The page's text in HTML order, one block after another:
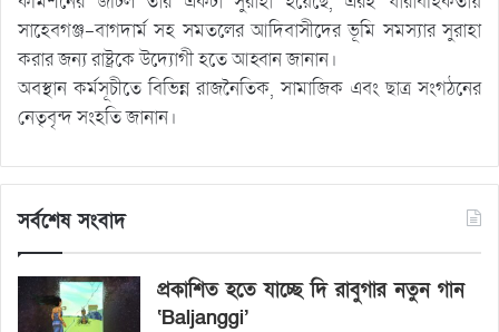
সাহেবগঞ্জ-বাগদার্ম সহ সমতলের আদিবাসীদের ভূমি সমস্যার সুরাহা
করার জন্য রাষ্ট্রকে উদ্যোগী হতে আহ্বান জানান।
অবস্থান কর্মসূচীতে বিভিন্ন রাজনৈতিক, সামাজিক এবং ছাত্র সংগঠনের
নেতৃবৃন্দ সংহতি জানান।
সর্বশেষ সংবাদ
প্রকাশিত হতে যাচ্ছে দি রাবুগার নতুন গান
‘Baljanggi’